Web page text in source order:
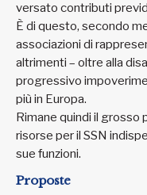
versato contributi
È di questo, secondo
associazioni di
altrimenti – oltre alla
progressivo
più in Europa.
Rimane quindi il
risorse per il SSN
sue funzioni.
Proposte